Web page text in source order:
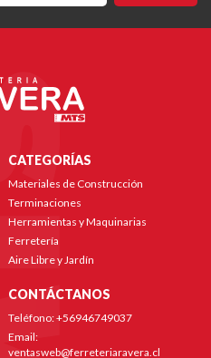
CATEGORÍAS
Materiales de Construcción
Terminaciones
Herramientas y Maquinarias
Ferretería
Aire Libre y Jardín
CONTÁCTANOS
Teléfono: +56946749037
Email:
ventasweb@ferreteriaravera.cl